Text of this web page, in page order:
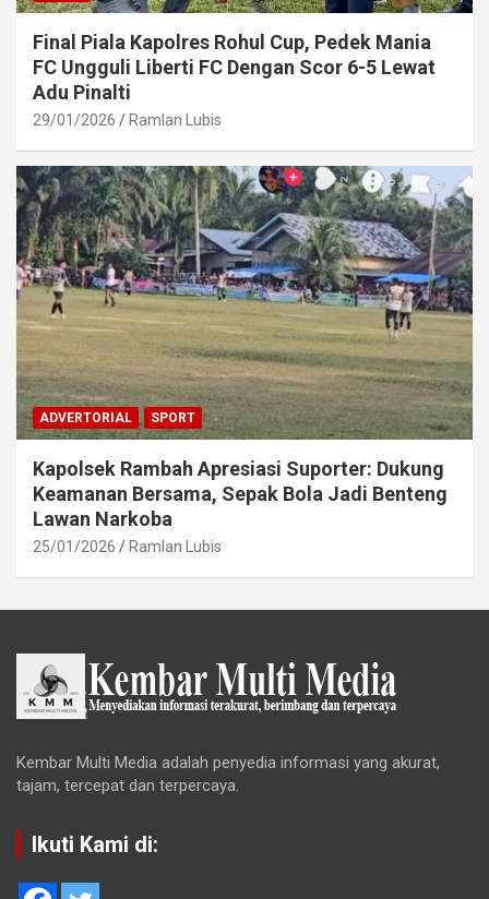
Final Piala Kapolres Rohul Cup, Pedek Mania
FC Ungguli Liberti FC Dengan Scor 6-5 Lewat
Adu Pinalti
29/01/2026 Ramlan Lubis
ADVERTORIAL SPORT
Kapolsek Rambah Apresiasi Suporter: Dukung
Keamanan Bersama, Sepak Bola Jadi Benteng
Lawan Narkoba
25/01/2026 Ramlan Lubis
Kembar Multi Media adalah penyedia informasi yang akurat,
tajam, tercepat dan terpercaya.
Ikuti Kami di: